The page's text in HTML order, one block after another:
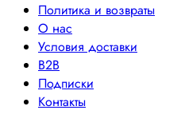
Политика и возвраты
О нас
Условия доставки
B2B
Подписки
Контакты